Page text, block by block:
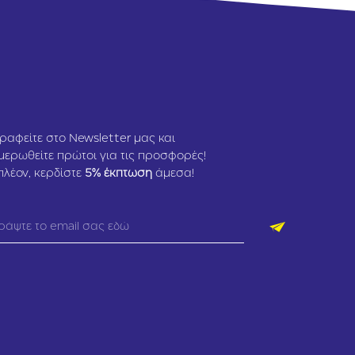
στο Newsletter μας και
πρώτοι για τις προσφορές!
κερδίστε 5% έκπτωση άμεσα!